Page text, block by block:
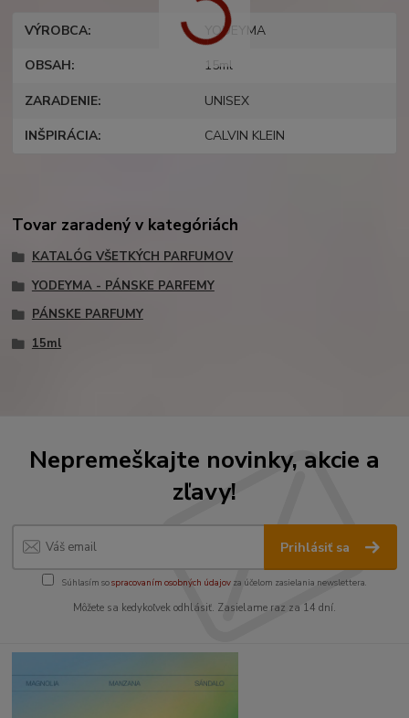
VÝROBCA YODEYMA
OBSAH 15ml
ZARADENIE UNISEX
INŠPIRÁCIA CALVIN KLEIN
Tovar zaradený v kategóriách
KATALÓG VŠETKÝCH PARFUMOV
YODEYMA - PÁNSKE PARFEMY
PÁNSKE PARFUMY
15ml
Nepremeškajte novinky, akcie a
zľavy!
Prihlásiť sa
Súhlasím sospracovaním osobných údajov za účelom zasielania newslettera.
Môžete sa kedykoľvek odhlásiť. Zasielame raz za 14 dní.